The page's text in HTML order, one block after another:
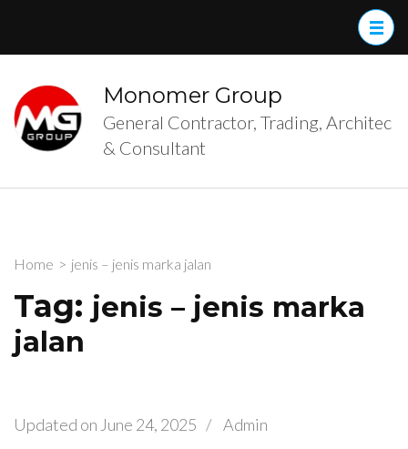
(Press
Enter)
Monomer Group
General Contractor, Trading, Architec
& Consultant
Home > jenis – jenis marka jalan
Tag: jenis – jenis marka
jalan
Updated on June 24, 2025 / Admin